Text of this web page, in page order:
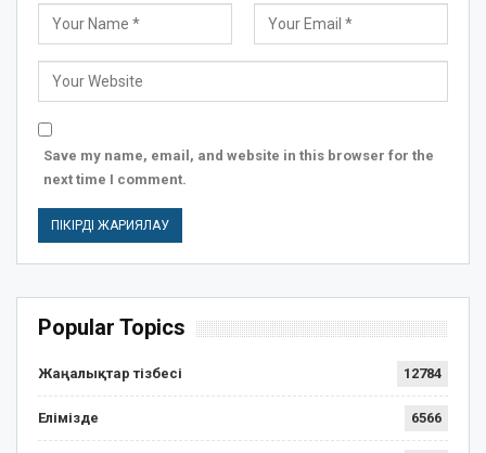
Save my name, email, and website in this browser for the
next time I comment.
Popular Topics
Жаңалықтар тізбесі 12784
Елімізде 6566